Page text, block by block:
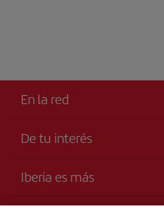
En la red
De tu interés
Declaración de accesibilidad
Compromiso de servicio
Iberia es más